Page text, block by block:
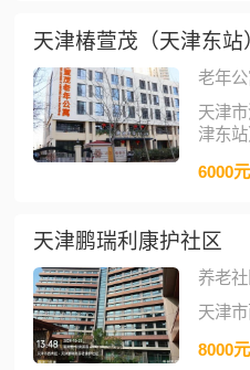
天津椿萱茂（天津东站
老年
天津
津东
6000
天津鹏瑞利康护社区
养老
天津
8000